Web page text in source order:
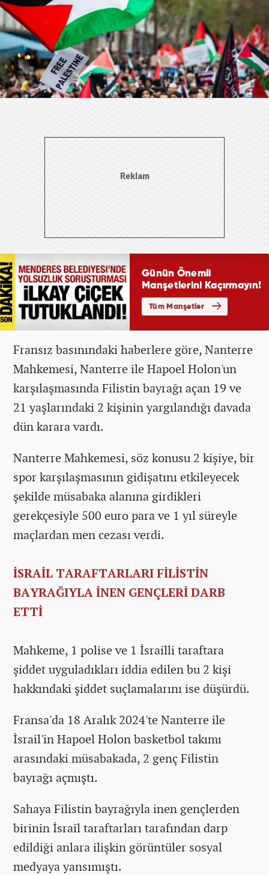
Fransız basınındaki haberlere göre, Nanterre
Mahkemesi, Nanterre ile Hapoel Holon'un
karşılaşmasında Filistin bayrağı açan 19 ve
21 yaşlarındaki 2 kişinin yargılandığı davada
dün karara vardı.
Nanterre Mahkemesi, söz konusu 2 kişiye, bir
spor karşılaşmasının gidişatını etkileyecek
şekilde müsabaka alanına girdikleri
gerekçesiyle 500 euro para ve 1 yıl süreyle
maçlardan men cezası verdi.
İSRAİL TARAFTARLARI FİLİSTİN
BAYRAĞIYLA İNEN GENÇLERİ DARB
ETTİ
Mahkeme, 1 polise ve 1 İsrailli taraftara
şiddet uyguladıkları iddia edilen bu 2 kişi
hakkındaki şiddet suçlamalarını ise düşürdü.
Fransa'da 18 Aralık 2024'te Nanterre ile
İsrail'in Hapoel Holon basketbol takımı
arasındaki müsabakada, 2 genç Filistin
bayrağı açmıştı.
Sahaya Filistin bayrağıyla inen gençlerden
birinin İsrail taraftarları tarafından darp
edildiği anlara ilişkin görüntüler sosyal
medyaya yansımıştı.